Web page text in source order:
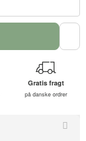
Gratis fragt
på danske ordrer